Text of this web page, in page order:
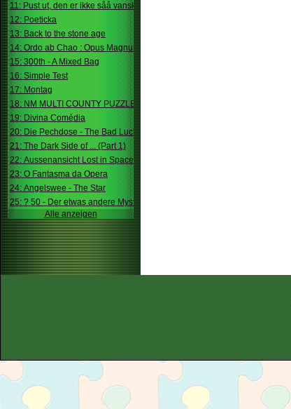
11: Pust ut, den er ikke såå vanskelig.
12: Poeticka
13: Back to the stone age
14: Ordo ab Chao : Opus Magnum
15: 300th - A Mixed Bag
16: Simple Test
17: Montag
18: NM MULTI COUNTY PUZZLE
19: Divina Comédia
20: Die Pechdose - The Bad Luck Box
21: The Dark Side of ... (Part 1)
22: Aussenansicht Lost in Space
23: O Fantasma da Opera
24: Angelswee - The Star
25: ? 50 - Der etwas andere Mystery
Alle anzeigen